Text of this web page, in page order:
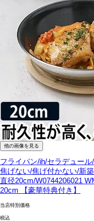
他の画像を見る
フライパン/ih/セラデュー
焦げない/焦げ付かない/新
直径20cm/W0744206021
20cm 【豪華特典付き】
当店特別価格
税込